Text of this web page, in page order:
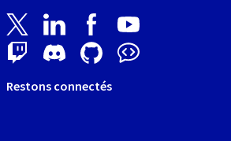
Restons connectés